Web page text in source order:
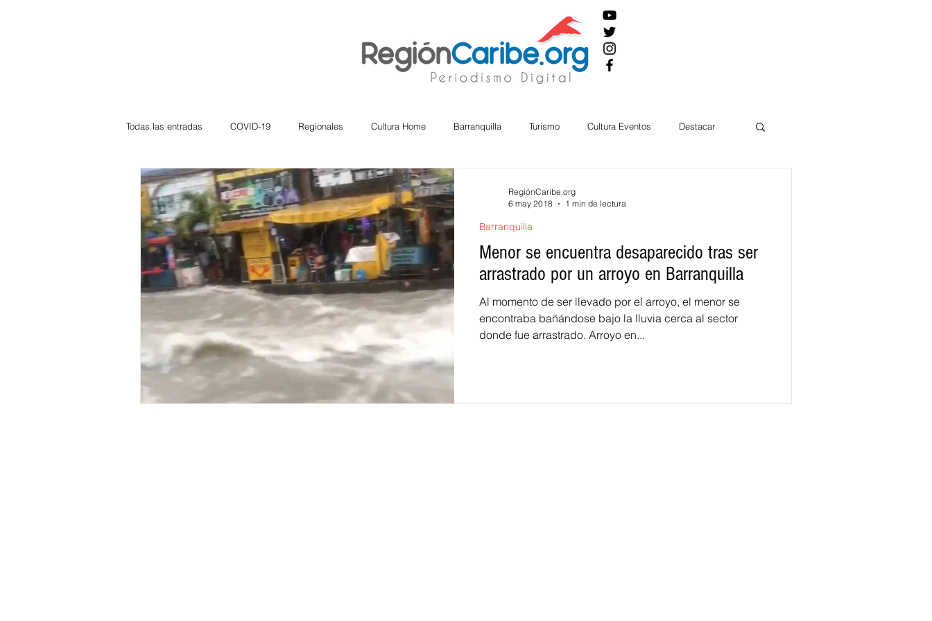
Todas las entradas COVID-19 Regionales Cultura Home Barranquilla Turismo Cultura Eventos Destacar
Deportes Atlántico La Guajira Cesar English
Córdoba Bloggeros Hermanos Mayores Economía
Carnaval Educación BID BIENESTAR AMBIENTAL
Menor se encuentra desaparecido tras ser
arrastrado por un arroyo en Barranquilla
Al momento de ser llevado por el arroyo, el menor se
encontraba bañándose bajo la lluvia cerca al sector
donde fue arrastrado. Arroyo en...
Barranquilla
RegiónCaribe.org
6 may 2018
1 min de lectura